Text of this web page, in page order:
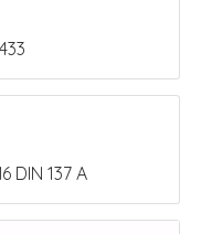
DIN 137 A